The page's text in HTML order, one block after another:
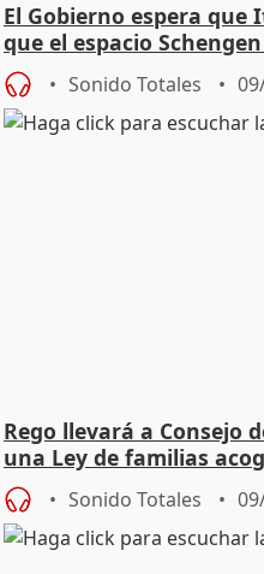
El Gobierno espera que
que el espacio
Sonido Totales
Rego llevará a Consejo
una Ley de familias
Sonido Totales